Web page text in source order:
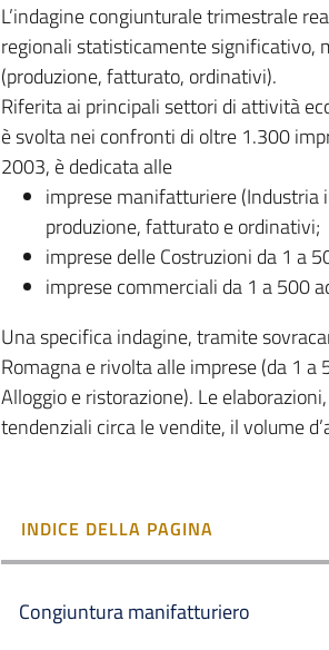
L’indagine congiunturale trimestrale
regionali statisticamente significativo,
(produzione, fatturato, ordinativi).
Riferita ai principali settori di attività
è svolta nei confronti di oltre 1.300
2003, è dedicata alle
imprese manifatturiere (Industria
produzione, fatturato e ordinativi;
imprese delle Costruzioni da 1 a
imprese commerciali da 1 a 500
Una specifica indagine, tramite
Romagna e rivolta alle imprese (da 1 a
Alloggio e ristorazione). Le
tendenziali circa le vendite, il volume
INDICE DELLA PAGINA
Congiuntura manifatturiero